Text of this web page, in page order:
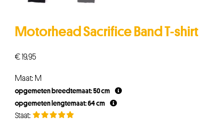
Motorhead Sacrifice Band T-shirt
€19,95
Maat: M
opgemeten breedtemaat: 50 cm
opgemeten lengtemaat: 64 cm